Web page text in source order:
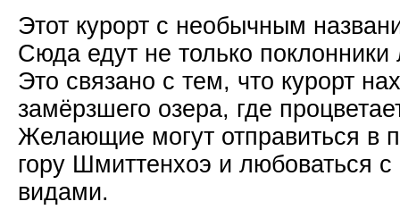
Этот курорт с необычным
Сюда едут не только
Это связано с тем, что курорт
замёрзшего озера, где
Желающие могут отправиться в
гору Шмиттенхоэ и любоваться
видами.